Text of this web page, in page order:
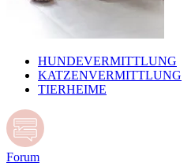
HUNDEVERMITTLUNG
KATZENVERMITTLUNG
TIERHEIME
Forum